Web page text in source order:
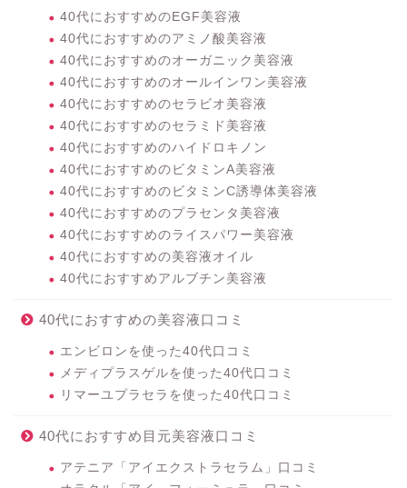
40代におすすめのEGF美容液
40代におすすめのアミノ酸美容液
40代におすすめのオーガニック美容液
40代におすすめのオールインワン美容液
40代におすすめのセラビオ美容液
40代におすすめのセラミド美容液
40代におすすめのハイドロキノン
40代におすすめのビタミンA美容液
40代におすすめのビタミンC誘導体美容液
40代におすすめのプラセンタ美容液
40代におすすめのライスパワー美容液
40代におすすめの美容液オイル
40代におすすめアルブチン美容液
40代におすすめの美容液口コミ
エンビロンを使った40代口コミ
メディプラスゲルを使った40代口コミ
リマーユプラセラを使った40代口コミ
40代におすすめ目元美容液口コミ
アテニア「アイエクストラセラム」口コミ